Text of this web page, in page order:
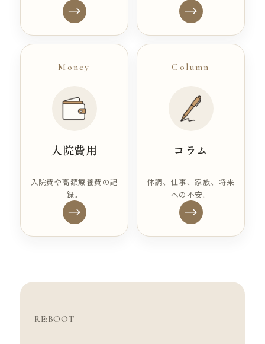
→ →
Money
入院費用
入院費や高額療養費の記
録。
→
Column
コラム
体調、仕事、家族、将来
への不安。
→
RE:BOOT